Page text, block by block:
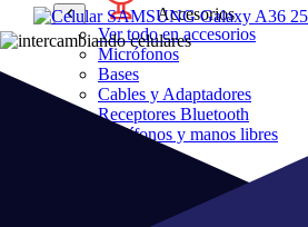
Accesorios
Ver todo en accesorios
Micrófonos
Bases
Cables y Adaptadores
Receptores Bluetooth
Audífonos y manos libres